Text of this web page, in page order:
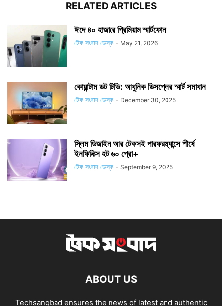
RELATED ARTICLES
ঈদে ৪০ হাজারে প্রিমিয়াম স্মার্টফোন
টেক সংবাদ ডেস্ক - May 21, 2026
কোয়ান্টাম ডট টিভি: আধুনিক ডিসপ্লের স্মার্ট সমাধান
টেক সংবাদ ডেস্ক - December 30, 2025
স্লিম ডিজাইন আর টেকসই পারফরম্যান্সে শীর্ষে
ইনফিনিক্স হট ৬০ প্রো+
টেক সংবাদ ডেস্ক - September 9, 2025
ABOUT US
Techsangbad ensures the news of latest and authentic